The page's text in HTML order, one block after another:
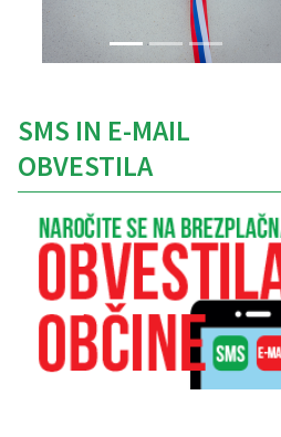
SMS IN E-MAIL
OBVESTILA